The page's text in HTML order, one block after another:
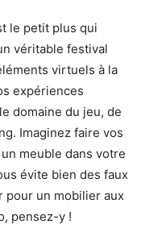
le petit plus qui
véritable festival
virtuels à la
expériences
domaine du jeu, de
Imaginez faire vos
meuble dans votre
évite bien des faux
pour un mobilier aux
pensez-y !